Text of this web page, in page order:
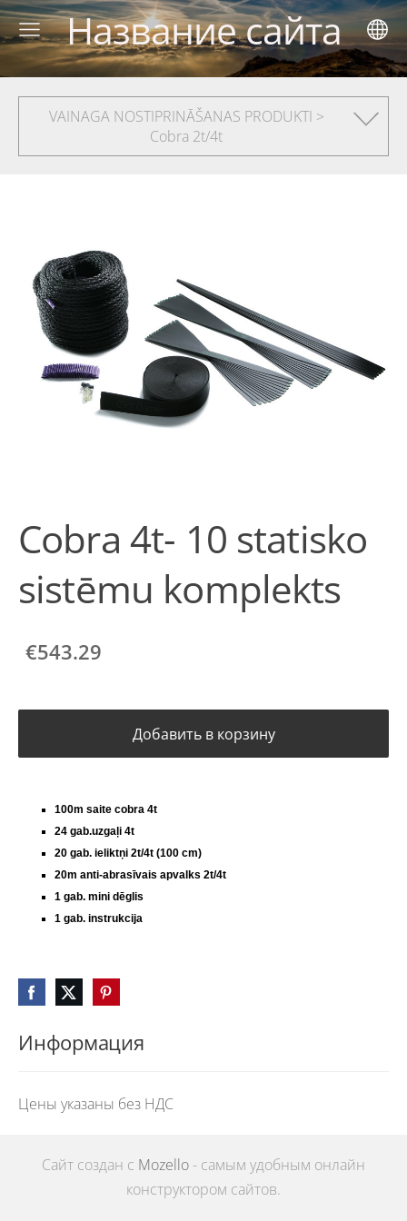
Название сайта
VAINAGA NOSTIPRINĀŠANAS PRODUKTI >
Cobra 2t/4t
Информация
Цены указаны без НДС
Cobra 4t- 10 statisko
sistēmu komplekts
€543.29
Добавить в корзину
100m saite cobra 4t
24 gab.uzgaļi 4t
20 gab. ieliktņi 2t/4t (100 cm)
20m anti-abrasīvais apvalks 2t/4t
1 gab. mini dēglis
1 gab. instrukcija
Сайт создан с Mozello - самым удобным онлайн
конструктором сайтов.